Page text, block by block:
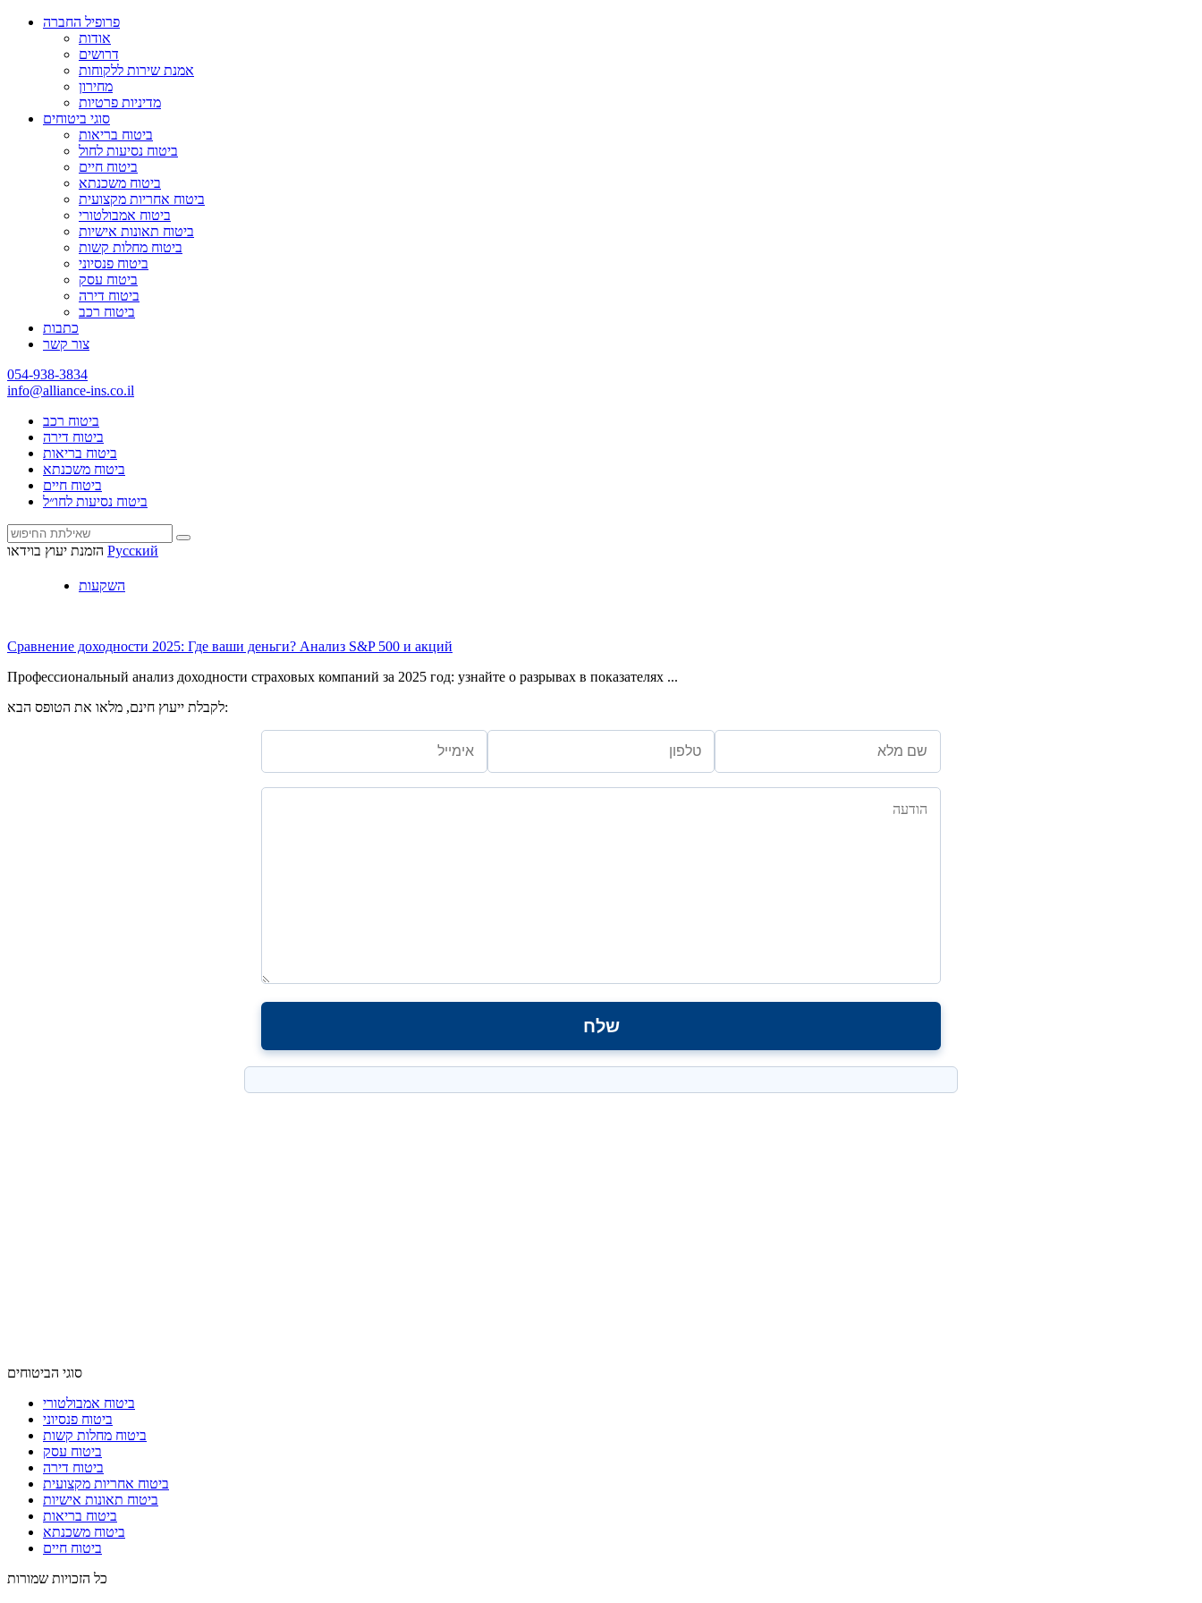
פרופיל החברה
אודות
דרושים
אמנת שירות ללקוחות
מחירון
מדיניות פרטיות
סוגי ביטוחים
ביטוח בריאות
ביטוח נסיעות לחול
ביטוח חיים
ביטוח משכנתא
ביטוח אחריות מקצועית
ביטוח אמבולטורי
ביטוח תאונות אישיות
ביטוח מחלות קשות
ביטוח פנסיוני
ביטוח עסק
ביטוח דירה
ביטוח רכב
כתבות
צור קשר
054-938-3834
info@alliance-ins.co.il
ביטוח רכב
ביטוח דירה
ביטוח בריאות
ביטוח משכנתא
ביטוח חיים
ביטוח נסיעות לחו״ל
הזמנת יעוץ בוידאו Русский
השקעות
Сравнение доходности 2025: Где ваши деньги? Анализ S&P 500 и акций
Профессиональный анализ доходности страховых компаний за 2025 год: узнайте о разрывах в показателях ...
לקבלת ייעוץ חינם, מלאו את הטופס הבא:
סוגי הביטוחים
ביטוח אמבולטורי
ביטוח פנסיוני
ביטוח מחלות קשות
ביטוח עסק
ביטוח דירה
ביטוח אחריות מקצועית
ביטוח תאונות אישיות
ביטוח בריאות
ביטוח משכנתא
ביטוח חיים
כל הזכויות שמורות